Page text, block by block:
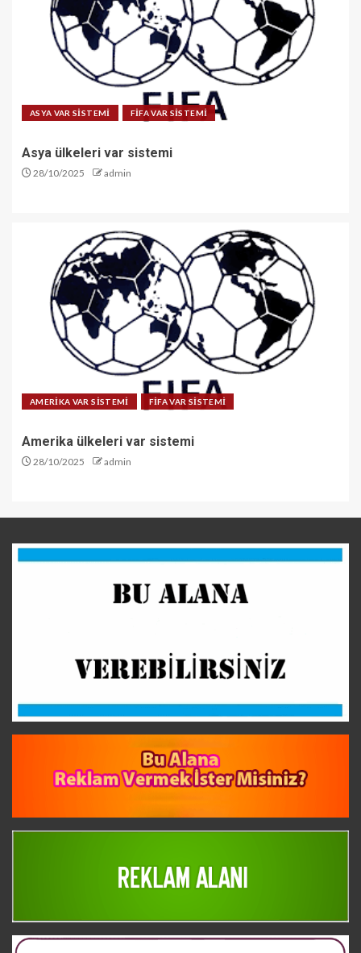
ASYA VAR SİSTEMİ FİFA VAR SİSTEMİ
Asya ülkeleri var sistemi
28/10/2025 admin
AMERİKA VAR SİSTEMİ FİFA VAR SİSTEMİ
Amerika ülkeleri var sistemi
28/10/2025 admin